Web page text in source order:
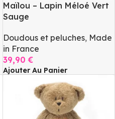
Maïlou – Lapin Méloé Vert
Sauge
Doudous et peluches, Made
in France
39,90€
Ajouter Au Panier